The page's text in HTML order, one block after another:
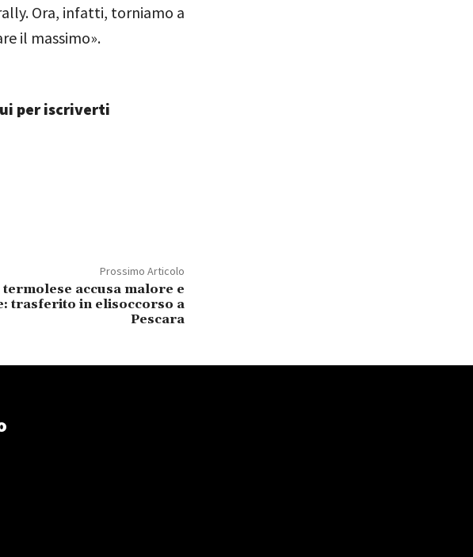
Ora, infatti, torniamo a
il massimo».
per iscriverti
Prossimo Articolo
termolese accusa malore e
trasferito in elisoccorso a
Pescara